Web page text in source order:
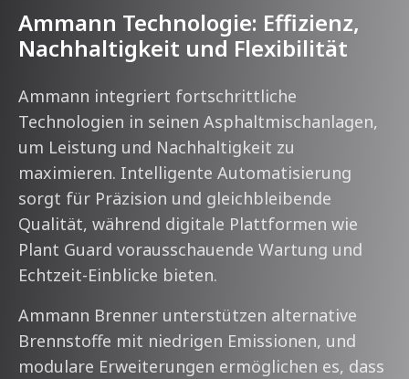
Ammann Technologie: Effizienz,
Nachhaltigkeit und Flexibilität
Ammann integriert fortschrittliche
Technologien in seinen Asphaltmischanlagen,
um Leistung und Nachhaltigkeit zu
maximieren. Intelligente Automatisierung
sorgt für Präzision und gleichbleibende
Qualität, während digitale Plattformen wie
Plant Guard vorausschauende Wartung und
Echtzeit-Einblicke bieten.
Ammann Brenner unterstützen alternative
Brennstoffe mit niedrigen Emissionen, und
modulare Erweiterungen ermöglichen es, dass